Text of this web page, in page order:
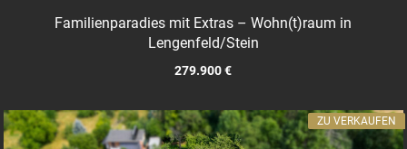
Familienparadies mit Extras – Wohn(t)raum in
Lengenfeld/Stein
279.900 €
ZU VERKAUFEN